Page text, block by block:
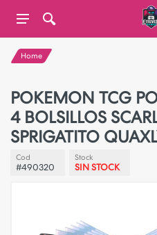
Home
POKEMON TCG
4 BOLSILLOS
SPRIGATITO
Cod
#490320
Stock
SIN STOCK